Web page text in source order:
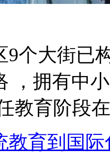
区9个大街
，拥有中小
责任教育阶段
教育到国